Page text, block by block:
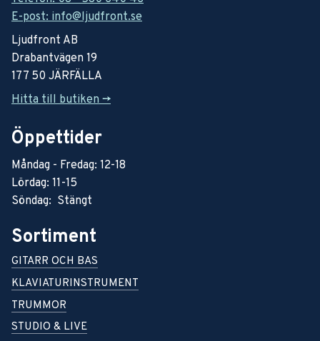
E-post: info@ljudfront.se
Ljudfront AB
Drabantvägen 19
177 50 JÄRFÄLLA
Hitta till butiken ->
Öppettider
Måndag - Fredag: 12-18
Lördag: 11-15
Söndag: Stängt
Sortiment
GITARR OCH BAS
KLAVIATURINSTRUMENT
TRUMMOR
STUDIO & LIVE